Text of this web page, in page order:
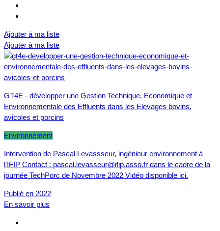
Ajouter à ma liste
Ajouter à ma liste
GT4E - développer une Gestion Technique, Economique et
Environnementale des Effluents dans les Elevages bovins,
avicoles et porcins
Environnement
Intervention de Pascal Levassseur, ingénieur environnement à
l'IFIP Contact : pascal.levasseur@ifip.asso.fr dans le cadre de la
journée TechPorc de Novembre 2022 Vidéo disponible ici.
Publié en 2022
En savoir plus